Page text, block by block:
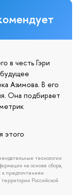
в честь Гэри
Азимова. В его
Она подбирает
этого
технологии
на основе сбора,
к предпочтениям
Российской